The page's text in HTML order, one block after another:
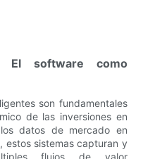
El software como
son fundamentales
de las inversiones en
datos de mercado en
estos sistemas capturan y